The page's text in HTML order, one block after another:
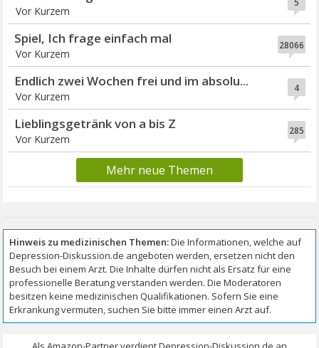
5
Vor Kurzem
28066
Spiel, Ich frage einfach mal
Vor Kurzem
4
Endlich zwei Wochen frei und im absolu...
Vor Kurzem
285
Lieblingsgetränk von a bis Z
Vor Kurzem
Mehr neue Themen